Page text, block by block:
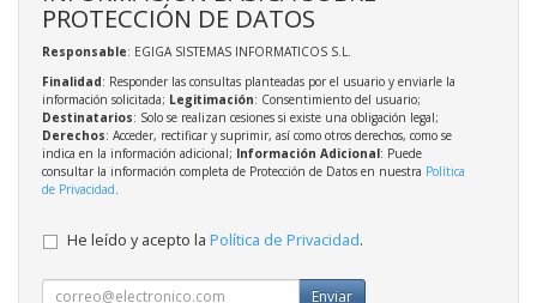
PROTECCIÓN DE DATOS
Responsable: EGIGA SISTEMAS INFORMATICOS S.L.
Finalidad: Responder las consultas planteadas por el usuario y enviarle la
información solicitada; Legitimación: Consentimiento del usuario;
Destinatarios: Solo se realizan cesiones si existe una obligación legal;
Derechos: Acceder, rectificar y suprimir, así como otros derechos, como se
indica en la información adicional; Información Adicional: Puede
consultar la información completa de Protección de Datos en nuestra Política
de Privacidad
He leído y acepto la Política de Privacidad.
Enviar